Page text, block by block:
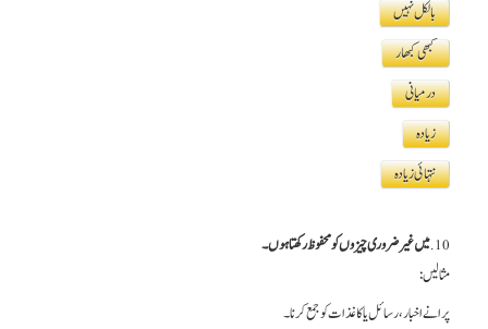
بالکل نہیں
کبھی کبھار
درمیانی
زیادہ
نتہائی زیادہ
10. میں غیر ضروری چیزوں کو محفوظ رکھتا ہوں۔
مثالیں:
پرانے اخبار، رسائل یا کاغذات کو جمع کرنا۔